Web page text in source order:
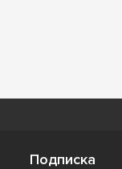
Подписка